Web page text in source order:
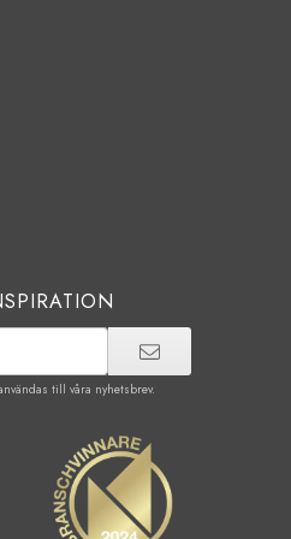
till våra nyhetsbrev.